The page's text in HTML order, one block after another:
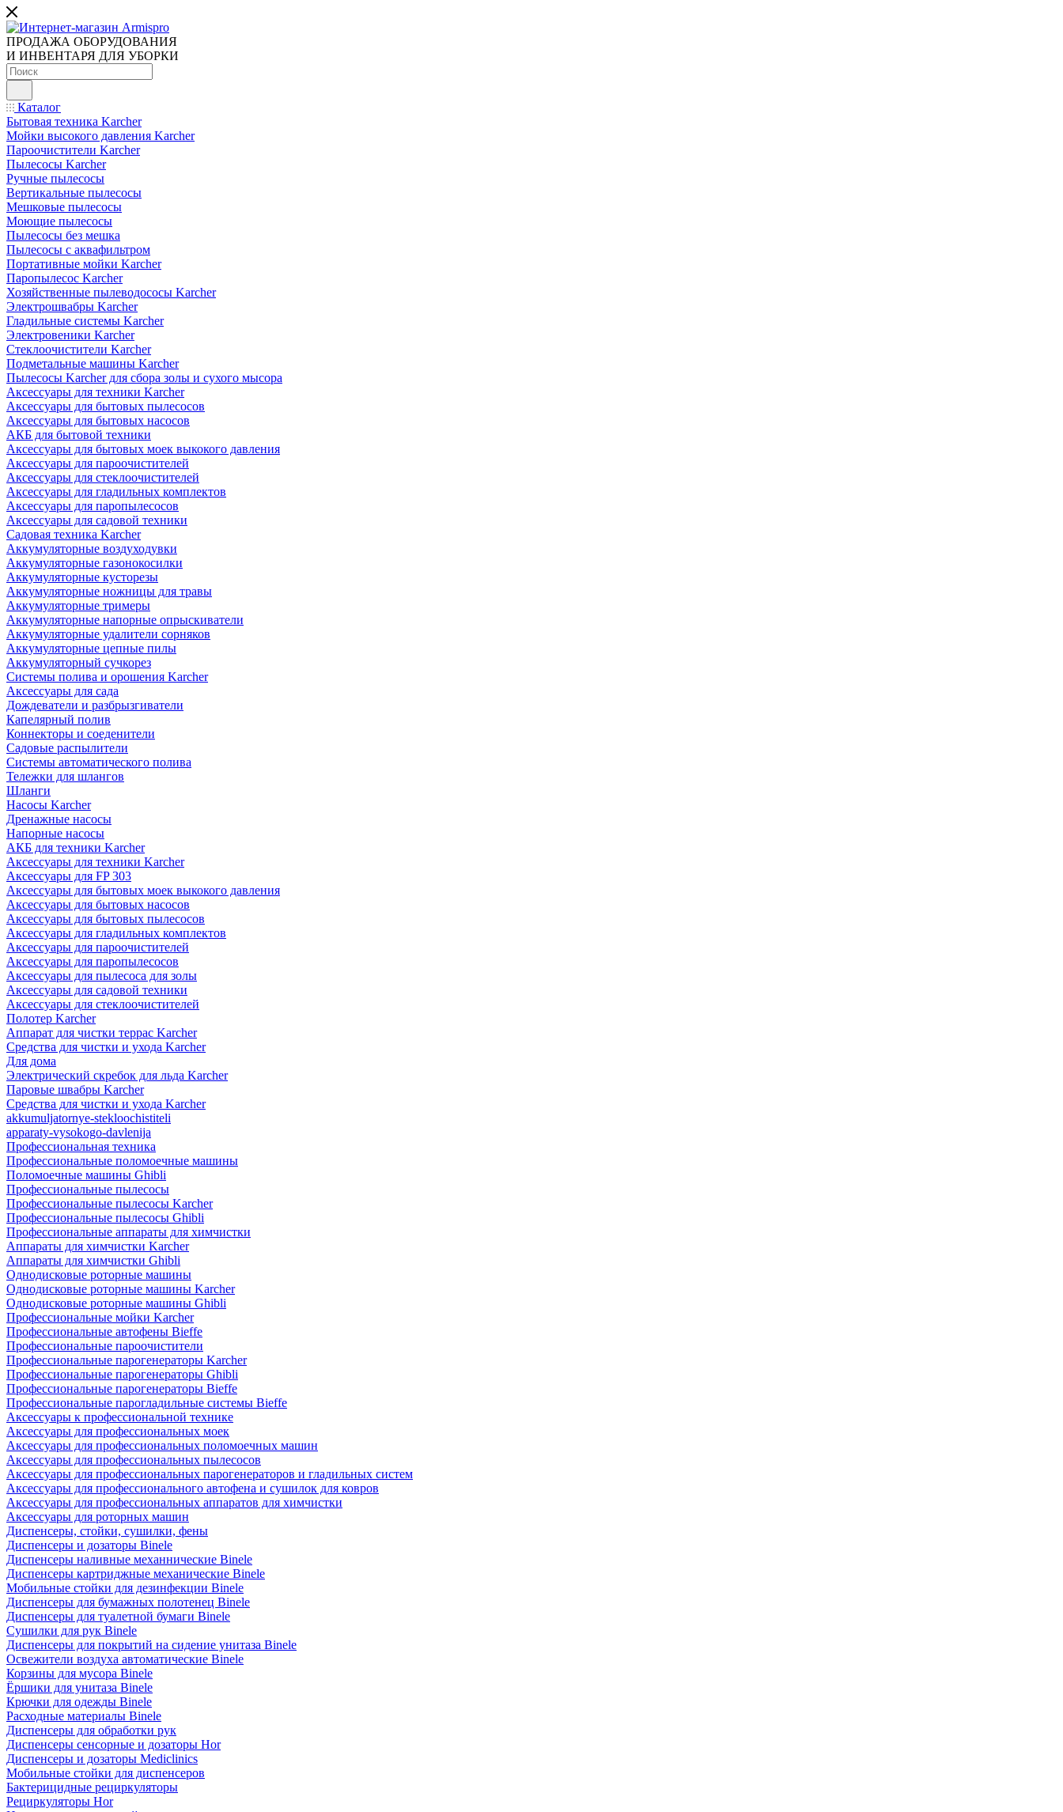
ПРОДАЖА ОБОРУДОВАНИЯ
И ИНВЕНТАРЯ ДЛЯ УБОРКИ
Каталог
Бытовая техника Karcher
Мойки высокого давления Karcher
Пароочистители Karcher
Пылесосы Karcher
Ручные пылесосы
Вертикальные пылесосы
Мешковые пылесосы
Моющие пылесосы
Пылесосы без мешка
Пылесосы с аквафильтром
Портативные мойки Karcher
Паропылесос Karcher
Хозяйственные пылеводососы Karcher
Электрошвабры Karcher
Гладильные системы Karcher
Электровеники Karcher
Стеклоочистители Karcher
Подметальные машины Karcher
Пылесосы Karcher для сбора золы и сухого мысора
Аксессуары для техники Karcher
Аксессуары для бытовых пылесосов
Аксессуары для бытовых насосов
АКБ для бытовой техники
Аксессуары для бытовых моек выкокого давления
Аксессуары для пароочистителей
Аксессуары для стеклоочистителей
Аксессуары для гладильных комплектов
Аксессуары для паропылесосов
Аксессуары для садовой техники
Садовая техника Karcher
Аккумуляторные воздуходувки
Аккумуляторные газонокосилки
Аккумуляторные кусторезы
Аккумуляторные ножницы для травы
Аккумуляторные тримеры
Аккумуляторные напорные опрыскиватели
Аккумуляторные удалители сорняков
Аккумуляторные цепные пилы
Аккумуляторный сучкорез
Системы полива и орошения Karcher
Аксессуары для сада
Дождеватели и разбрызгиватели
Капелярный полив
Коннекторы и соеденители
Садовые распылители
Системы автоматического полива
Тележки для шлангов
Шланги
Насосы Karcher
Дренажные насосы
Напорные насосы
АКБ для техники Karcher
Аксессуары для техники Karcher
Аксессуары для FP 303
Аксессуары для бытовых моек выкокого давления
Аксессуары для бытовых насосов
Аксессуары для бытовых пылесосов
Аксессуары для гладильных комплектов
Аксессуары для пароочистителей
Аксессуары для паропылесосов
Аксессуары для пылесоса для золы
Аксессуары для садовой техники
Аксессуары для стеклоочистителей
Полотер Karcher
Аппарат для чистки террас Karcher
Средства для чистки и ухода Karcher
Для дома
Электрический скребок для льда Karcher
Паровые швабры Karcher
Средства для чистки и ухода Karcher
akkumuljatornye-stekloochistiteli
apparaty-vysokogo-davlenija
Профессиональная техника
Профессиональные поломоечные машины
Поломоечные машины Ghibli
Профессиональные пылесосы
Профессиональные пылесосы Karcher
Профессиональные пылесосы Ghibli
Профессиональные аппараты для химчистки
Аппараты для химчистки Karcher
Аппараты для химчистки Ghibli
Однодисковые роторные машины
Однодисковые роторные машины Karcher
Однодисковые роторные машины Ghibli
Профессиональные мойки Karcher
Профессиональные автофены Bieffe
Профессиональные пароочистители
Профессиональные парогенераторы Karcher
Профессиональные парогенераторы Ghibli
Профессиональные парогенераторы Bieffe
Профессиональные парогладильные системы Bieffe
Аксессуары к профессиональной технике
Аксессуары для профессиональных моек
Аксессуары для профессиональных поломоечных машин
Аксессуары для профессиональных пылесосов
Аксессуары для профессиональных парогенераторов и гладильных систем
Аксессуары для профессионального автофена и сушилок для ковров
Аксессуары для профессиональных аппаратов для химчистки
Аксессуары для роторных машин
Диспенсеры, стойки, сушилки, фены
Диспенсеры и дозаторы Binele
Диспенсеры наливные механнические Binele
Диспенсеры картриджные механические Binele
Мобильные стойки для дезинфекции Binele
Диспенсеры для бумажных полотенец Binele
Диспенсеры для туалетной бумаги Binele
Сушилки для рук Binele
Диспенсеры для покрытий на сидение унитаза Binele
Освежители воздуха автоматические Binele
Корзины для мусора Binele
Ёршики для унитаза Binele
Крючки для одежды Binele
Расходные материалы Binele
Диспенсеры для обработки рук
Диспенсеры сенсорные и дозаторы Hor
Диспенсеры и дозаторы Mediclinics
Мобильные стойки для диспенсеров
Бактерицидные рециркуляторы
Рециркуляторы Hor